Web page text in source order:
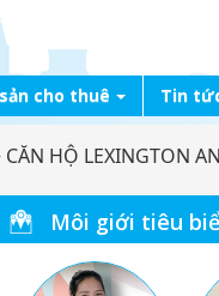
cho thuê Tin
CĂN HỘ LEXINGTON
Môi giới tiêu